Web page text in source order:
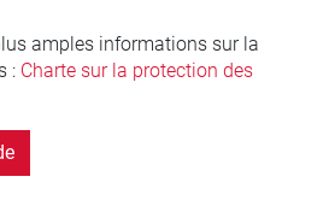
amples informations sur la
: Charte sur la protection des